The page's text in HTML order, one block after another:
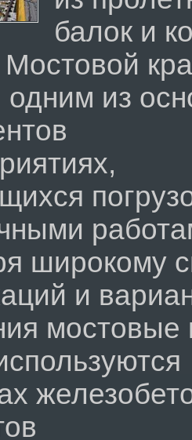
балок и
одним из
широкому
и
мостовые